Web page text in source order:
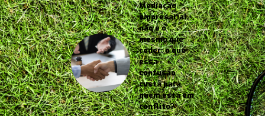
Mediação
empresarial
não é o
mesmo que
ceder: o que
essa
confusão
custa para
quem está em
conflito?